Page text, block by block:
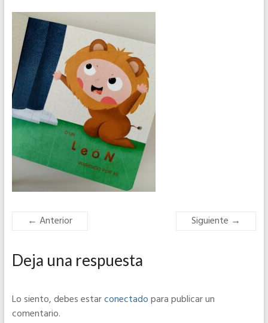
← Anterior Siguiente →
Deja una respuesta
Lo siento, debes estarconectadopara publicar un
comentario.